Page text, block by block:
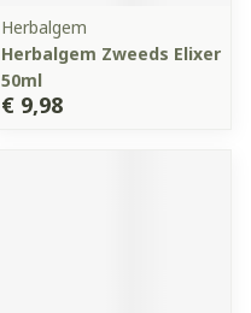
Herbalgem
Herbalgem Zweeds Elixer
50ml
€ 9,98